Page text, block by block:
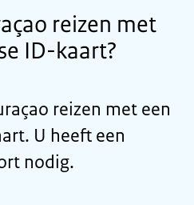
reizen met
ID-kaart?
reizen met een
U heeft een
nodig.